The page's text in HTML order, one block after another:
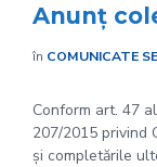
Anunț
în COMUNICATE
Conform art. 47
207/2015 privind
și completările